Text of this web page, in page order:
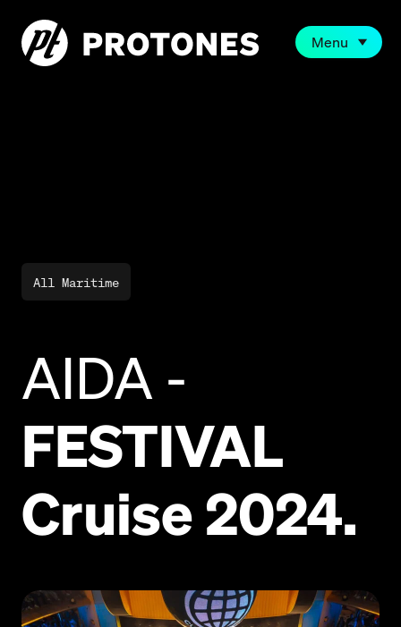
Menu
All Maritime
AIDA -
FESTIVAL
Cruise 2024.